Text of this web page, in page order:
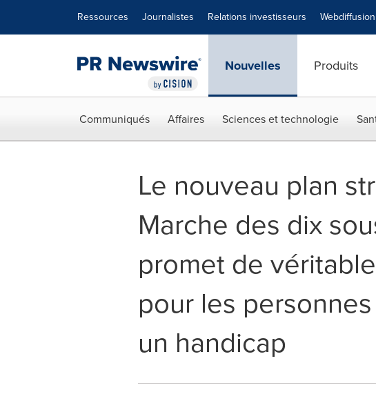
Ressources Journalistes Relations investisseurs Webdiffusion
Nouvelles Produits
Communiqués Affaires Sciences et technologie
Le nouveau plan
Marche des dix
promet de
pour les
un handicap